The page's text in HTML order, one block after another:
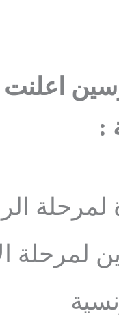
اعلنت
: